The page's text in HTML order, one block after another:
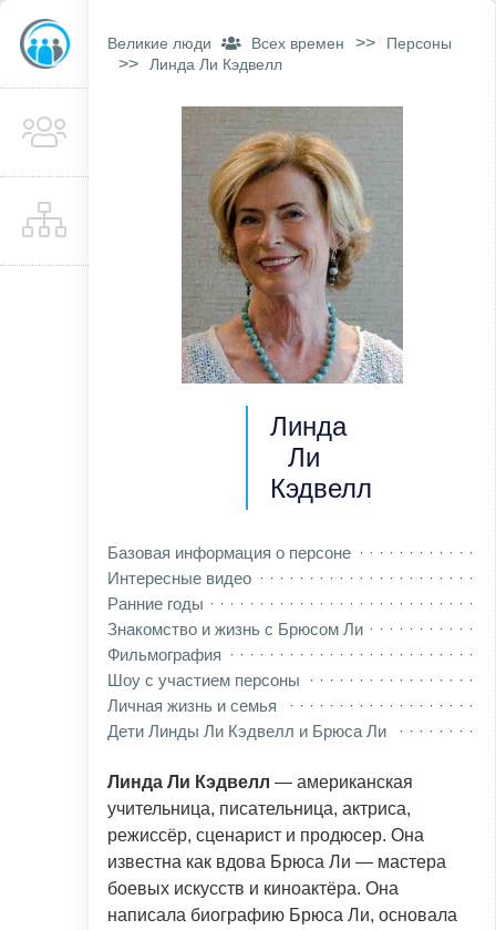
Великие люди Всех времен >> Персоны
>> Линда Ли Кэдвелл
Линда
Ли
Кэдвелл
Базовая информация о персоне
Интересные видео
Ранние годы
Знакомство и жизнь с Брюсом Ли
Фильмография
Шоу с участием персоны
Личная жизнь и семья
Дети Линды Ли Кэдвелл и Брюса Ли
Линда Ли Кэдвелл — американская
учительница, писательница, актриса,
режиссёр, сценарист и продюсер. Она
известна как вдова Брюса Ли — мастера
боевых искусств и киноактёра. Она
написала биографию Брюса Ли, основала